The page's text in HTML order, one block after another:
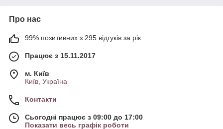
Про нас
99% позитивних з 295 відгуків за рік
Працює з 15.11.2017
м. Київ
Київ, Україна
Контакти
Сьогодні працює з 09:00 до 17:00
Показати весь графік роботи